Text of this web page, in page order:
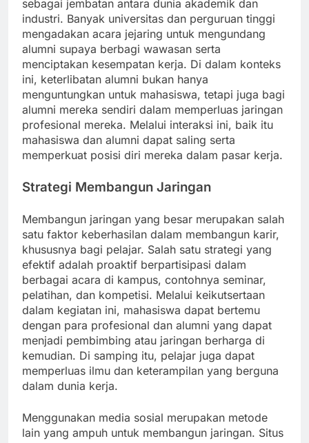
sebagai jembatan antara dunia akademik dan
industri. Banyak universitas dan perguruan tinggi
mengadakan acara jejaring untuk mengundang
alumni supaya berbagi wawasan serta
menciptakan kesempatan kerja. Di dalam konteks
ini, keterlibatan alumni bukan hanya
menguntungkan untuk mahasiswa, tetapi juga bagi
alumni mereka sendiri dalam memperluas jaringan
profesional mereka. Melalui interaksi ini, baik itu
mahasiswa dan alumni dapat saling serta
memperkuat posisi diri mereka dalam pasar kerja.
Strategi Membangun Jaringan
Membangun jaringan yang besar merupakan salah
satu faktor keberhasilan dalam membangun karir,
khususnya bagi pelajar. Salah satu strategi yang
efektif adalah proaktif berpartisipasi dalam
berbagai acara di kampus, contohnya seminar,
pelatihan, dan kompetisi. Melalui keikutsertaan
dalam kegiatan ini, mahasiswa dapat bertemu
dengan para profesional dan alumni yang dapat
menjadi pembimbing atau jaringan berharga di
kemudian. Di samping itu, pelajar juga dapat
memperluas ilmu dan keterampilan yang berguna
dalam dunia kerja.
Menggunakan media sosial merupakan metode
lain yang ampuh untuk membangun jaringan. Situs